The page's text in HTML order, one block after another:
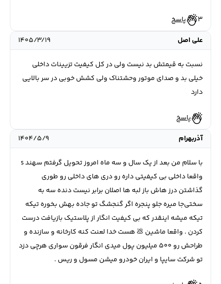
3
پاسخ
علی اصل
۱۴۰۵/۳/۱۹
نسبت به قیمتش بد نیست ولی در کل کیفیت تزیینات داخلی
خیلی بد و صدای موتور وحشتناک ولی کشش خوبی در سر بالایی
دارد
پاسخ
آذربهرام
۱۴۰۴/۵/۹
با سلام من بعد از یک سال و سه ماه امروز تحویل گرفتم سهند s
واقعا داخلی بی کیفیتی داره رو دری های داخلی رو طوری
گذاشتن درز هاش باز لبه ها اصلان برابر نیست دنده سه به
سختی‌جا میره جلو پنجره اگر گنجشگ تو جاده بهش بخوره تیکه
تیکه میشه اینقدر که بی کیفیت انگار از پلاستیک بازیافت درست
کردن . واقعا ماشین 💩 هست خدا لعنت کنه کارخانه و سازنده و
طراحش رو ۵۰۰ میلیون پول میدی انگار فرقون سواری هرچی دزد
تو شرکت سایپا و ایران خودرو میشن مسول و ریس .